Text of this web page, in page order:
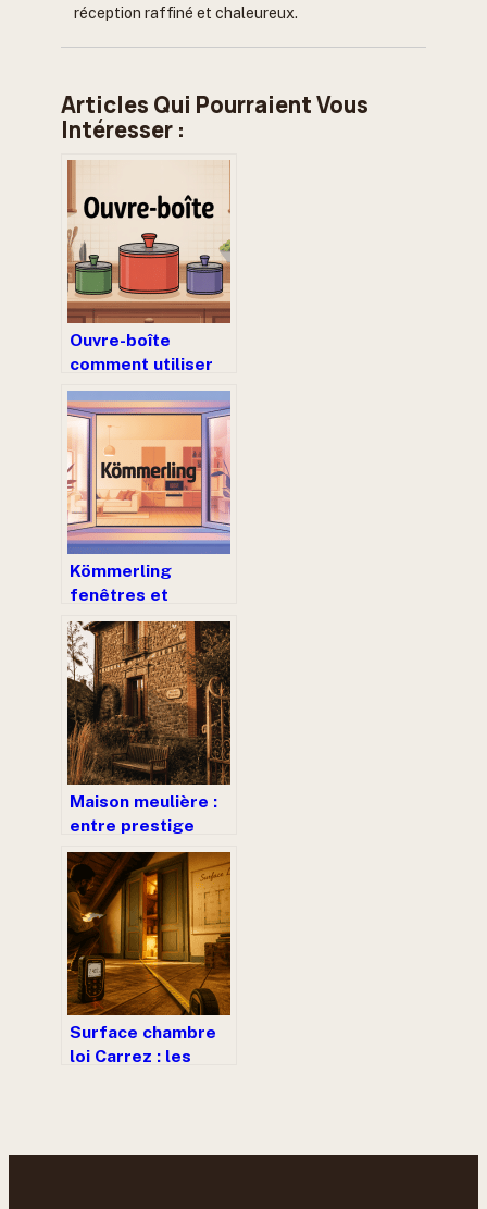
réception raffiné et chaleureux.
Articles Qui Pourraient Vous
Intéresser :
Ouvre-boîte
comment utiliser
pour ouvrir
facilement toutes
vos conserves
Kömmerling
fenêtres et
portes : avis,
gamme et choix
éclairé
Maison meulière :
entre prestige
architectural et
défis de
rénovation
thermique
Surface chambre
loi Carrez : les